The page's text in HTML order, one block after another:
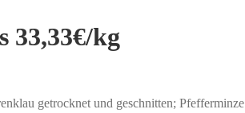
33,33€/kg
getrocknet und geschnitten; Pfefferminze